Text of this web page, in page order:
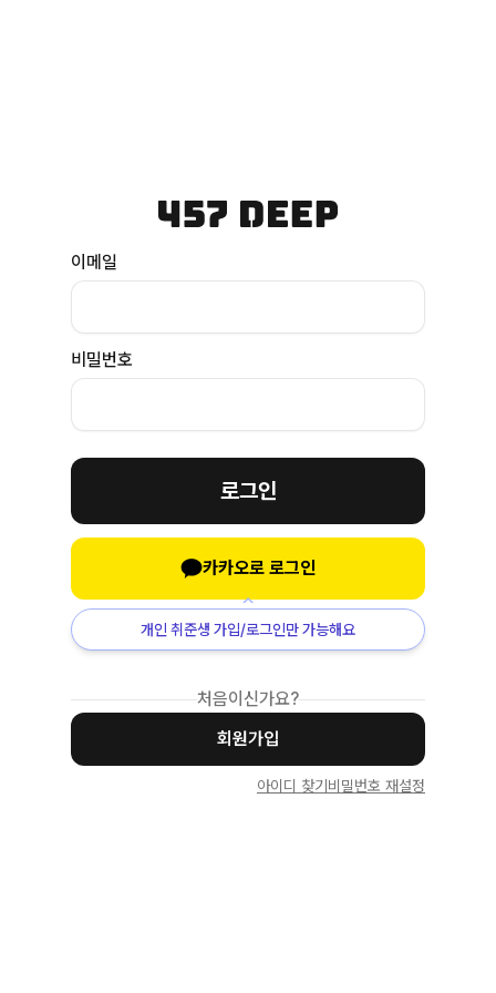
이메일
비밀번호
로그인
카카오로 로그인
개인 취준생 가입/로그인만 가능해요
처음이신가요?
회원가입
아이디 찾기 비밀번호 재설정